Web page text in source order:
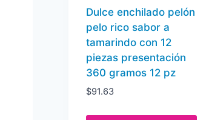
Dulce enchilado pelón
pelo rico sabor a
tamarindo con 12
piezas presentación
360 gramos 12 pz
$91.63